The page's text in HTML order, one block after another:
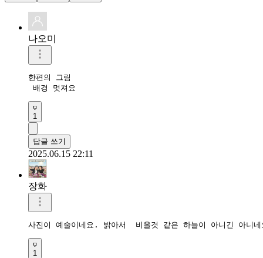
나오미
한편의 그림
배경 멋져요
1
답글 쓰기
2025.06.15 22:11
장화
사진이 예술이네요. 밝아서  비올것 같은 하늘이 아니긴 아니네
1